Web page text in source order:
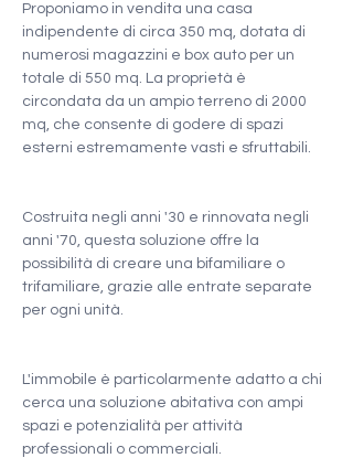
Proponiamo in vendita una casa
indipendente di circa 350 mq, dotata di
numerosi magazzini e box auto per un
totale di 550 mq. La proprietà è
circondata da un ampio terreno di 2000
mq, che consente di godere di spazi
esterni estremamente vasti e sfruttabili.
Costruita negli anni '30 e rinnovata negli
anni '70, questa soluzione offre la
possibilità di creare una bifamiliare o
trifamiliare, grazie alle entrate separate
per ogni unità.
L'immobile è particolarmente adatto a chi
cerca una soluzione abitativa con ampi
spazi e potenzialità per attività
professionali o commerciali.